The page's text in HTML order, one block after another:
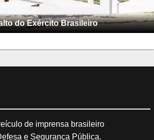
do Exército Brasileiro
de imprensa brasileiro
e Segurança Pública.